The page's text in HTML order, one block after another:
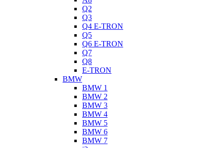
Q2
Q3
Q4 E-TRON
Q5
Q6 E-TRON
Q7
Q8
E-TRON
BMW
BMW 1
BMW 2
BMW 3
BMW 4
BMW 5
BMW 6
BMW 7